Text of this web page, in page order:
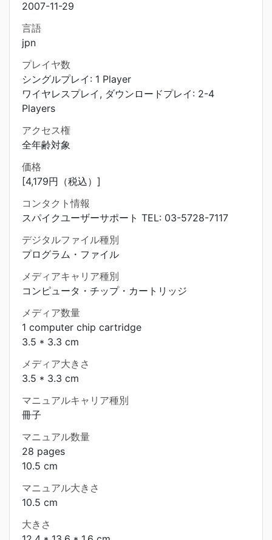
2007-11-29
言語
jpn
プレイヤ数
シングルプレイ: 1 Player
ワイヤレスプレイ, ダウンロードプレイ: 2-4
Players
アクセス権
全年齢対象
価格
[4,179円（税込）]
コンタクト情報
スパイクユーザーサポート TEL: 03-5728-7117
デジタルファイル種別
プログラム・ファイル
メディアキャリア種別
コンピュータ・チップ・カートリッジ
メディア数量
1 computer chip cartridge
3.5 * 3.3 cm
メディア大きさ
3.5 * 3.3 cm
マニュアルキャリア種別
冊子
マニュアル数量
28 pages
10.5 cm
マニュアル大きさ
10.5 cm
大きさ